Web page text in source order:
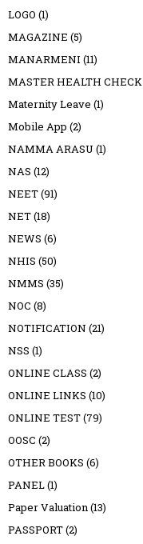
LOGO (1)
MAGAZINE (5)
MANARMENI (11)
MASTER HEALTH CHECK
Maternity Leave (1)
Mobile App (2)
NAMMA ARASU (1)
NAS (12)
NEET(91)
NET(18)
NEWS (6)
NHIS (50)
NMMS (35)
NOC (8)
NOTIFICATION (21)
NSS (1)
ONLINE CLASS (2)
ONLINE LINKS (10)
ONLINE TEST(79)
OOSC (2)
OTHER BOOKS (6)
PANEL(1)
Paper Valuation(13)
PASSPORT(2)